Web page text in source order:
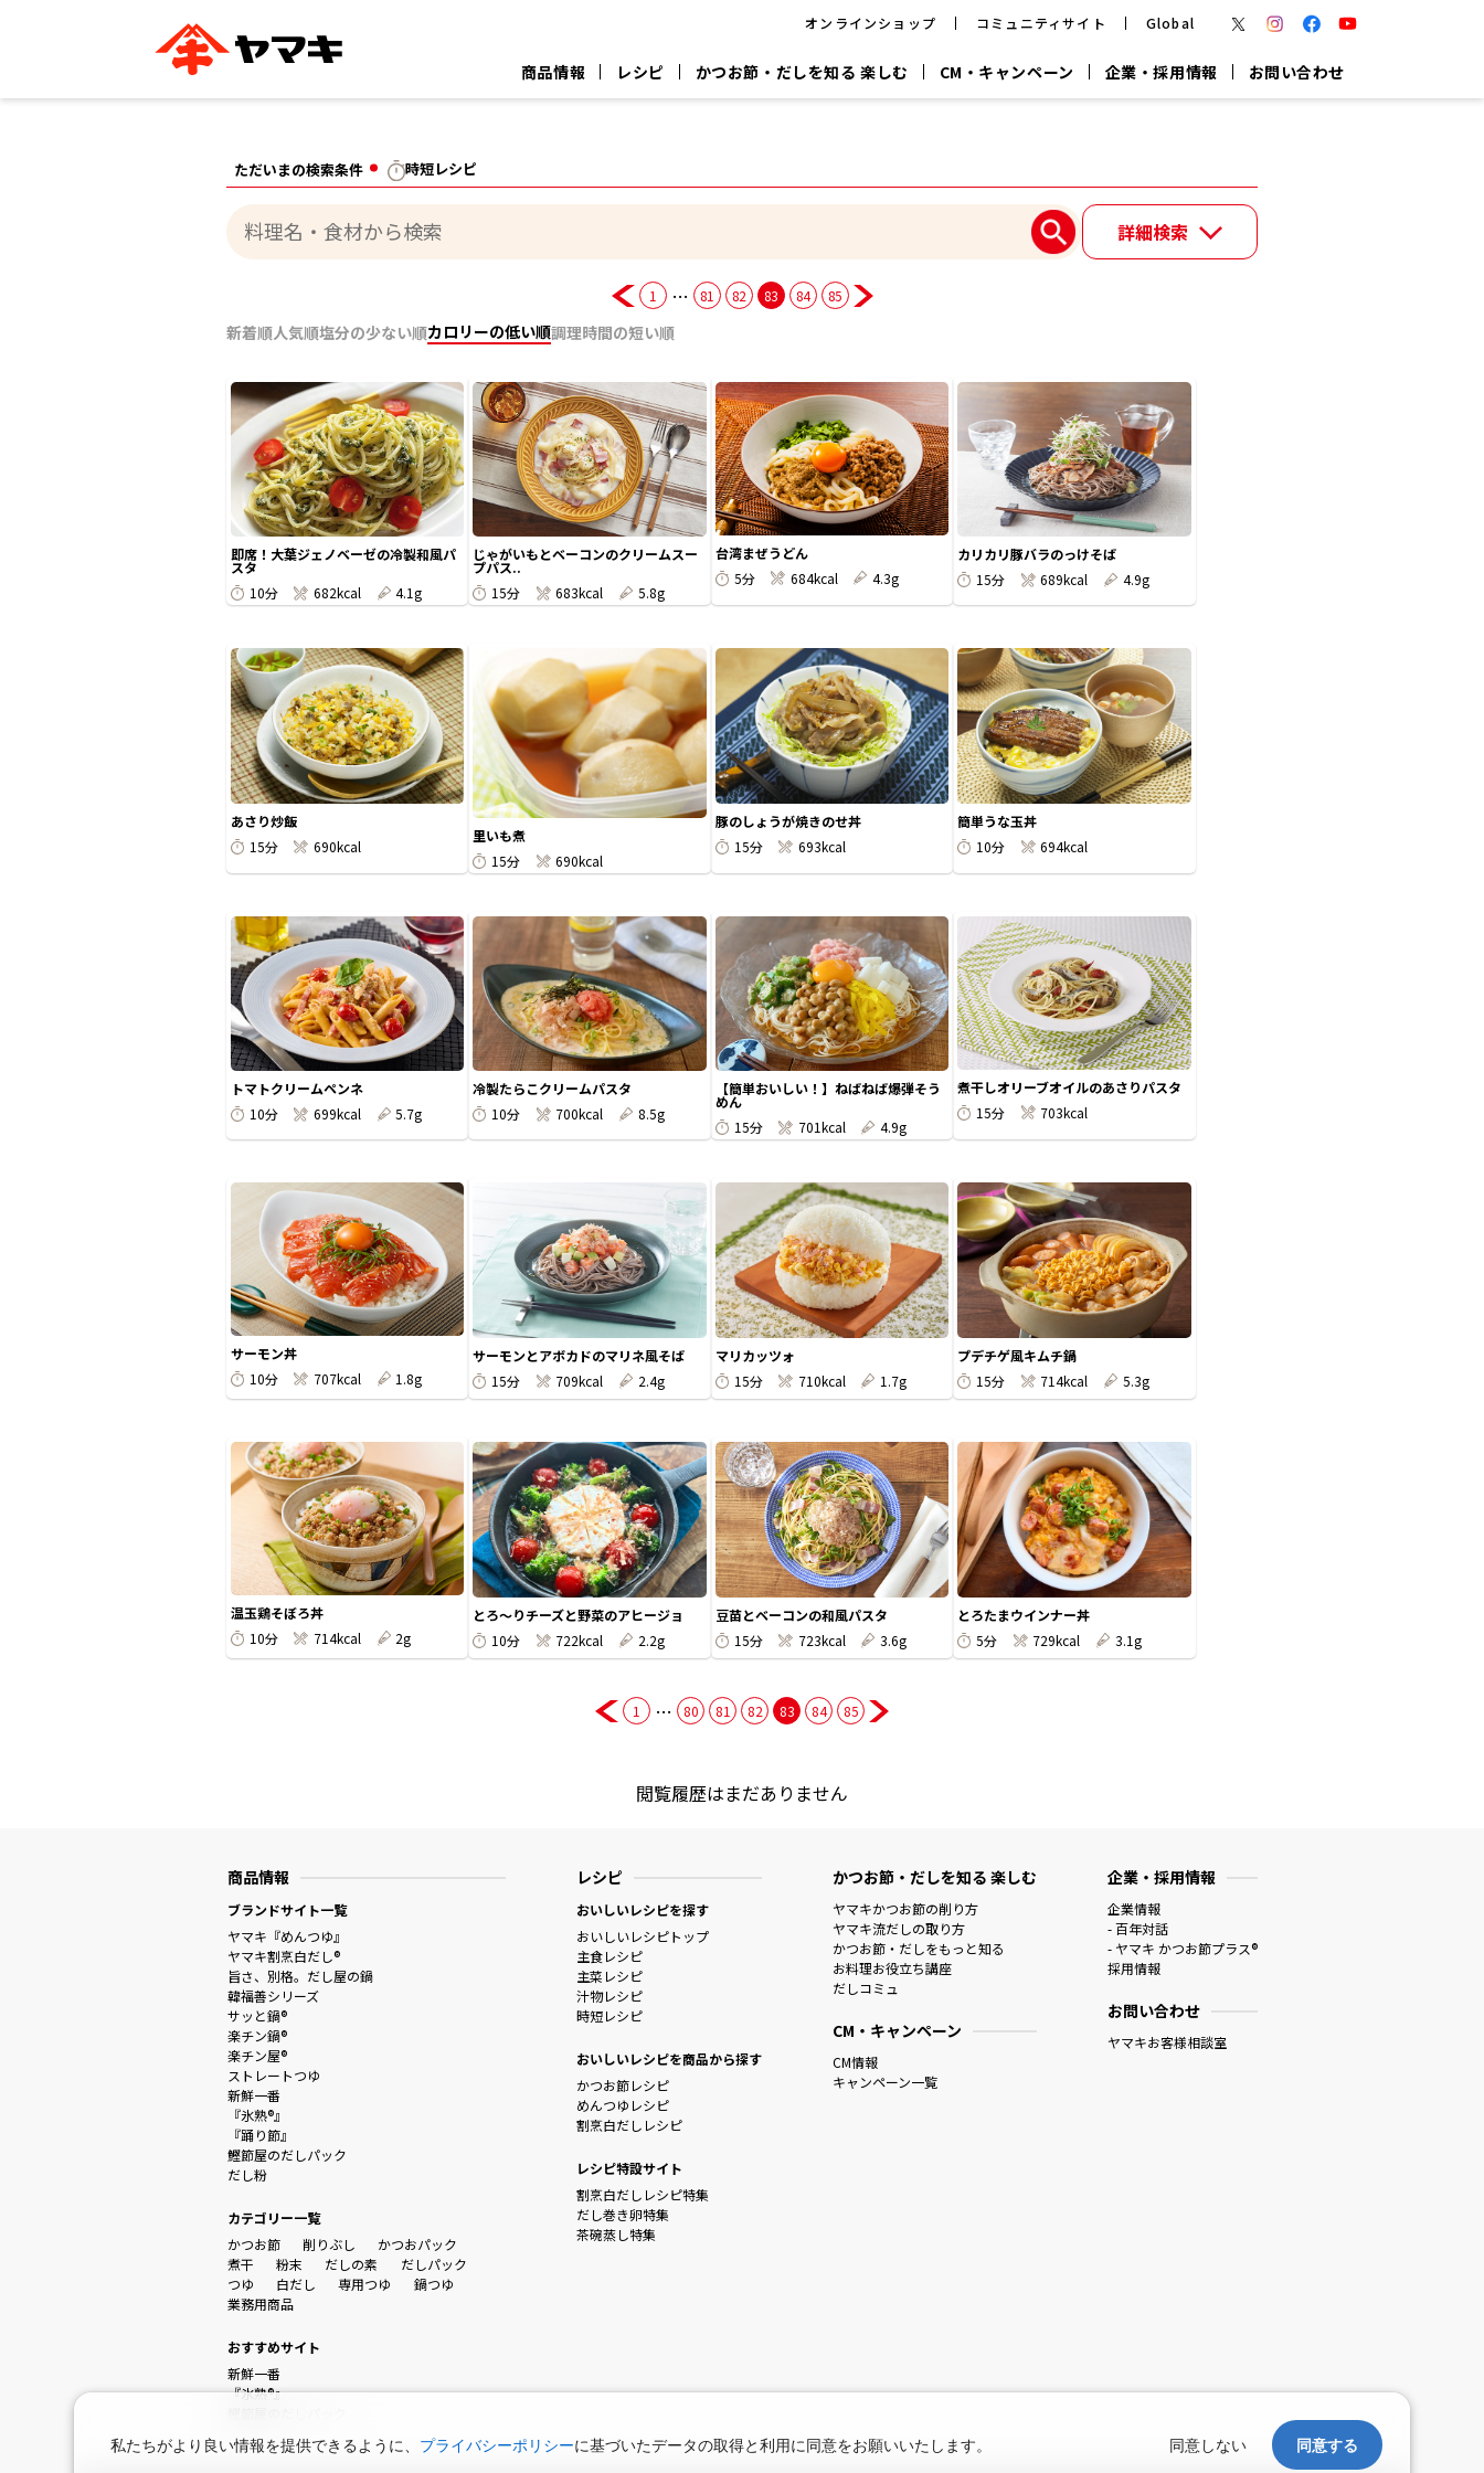
オンラインショップ コミュニティサイト Global
商品情報 レシピ かつお節・だしを知る 楽しむ CM・キャンペーン 企業・採用情報 お問い合わせ
ヤマキ
『めんつゆ』
ヤマキ
だし粉
カテゴリー別
かつお節 削りぶし かつおパック 煮干 粉末 だしの素 だしパック つゆ 白だし 専用調味料 鍋つゆ
主食レシピ
主菜レシピ
汁物レシピ
ヤマキの
割烹白だし
キャンペーン一覧
ヤマキ かつお節プラス®
ジョブリターン制
ただいまの検索条件 時短レシピ
詳細検索
1 … 81 82 83 84 85
新着順人気順塩分の少ない順カロリーの低い順調理時間の短い順
即席！大葉ジェノベーゼの冷製和風パ
スタ
10分
682kcal 4.1g
じゃがいもとベーコンのクリームスー
プパス..
15分
683kcal 5.8g
台湾まぜうどん
5分
684kcal 4.3g
カリカリ豚バラのっけそば
15分
689kcal 4.9g
あさり炒飯
15分
690kcal
里いも煮
15分
690kcal
豚のしょうが焼きのせ丼
15分
693kcal
簡単うな玉丼
10分
694kcal
トマトクリームペンネ
10分
699kcal 5.7g
冷製たらこクリームパスタ
10分
700kcal 8.5g
【簡単おいしい！】ねばねば爆弾そう
めん
15分
701kcal 4.9g
煮干しオリーブオイルのあさりパスタ
15分
703kcal
サーモン丼
10分
707kcal 1.8g
サーモンとアボカドのマリネ風そば
15分
709kcal 2.4g
マリカッツォ
15分
710kcal 1.7g
プデチゲ風キムチ鍋
15分
714kcal 5.3g
温玉鶏そぼろ丼
10分
714kcal 2g
とろ～りチーズと野菜のアヒージョ
10分
722kcal 2.2g
豆苗とベーコンの和風パスタ
15分
723kcal 3.6g
とろたまウインナー丼
5分
729kcal 3.1g
1 … 80 81 82 83 84 85
閲覧履歴はまだありません
商品情報
ブランドサイト一覧
ヤマキ『めんつゆ』
ヤマキ割烹白だし®
旨さ、別格。だし屋の鍋
韓福善シリーズ
サッと鍋®
楽チン鍋®
楽チン屋®
ストレートつゆ
新鮮一番
『氷熟®』
『踊り節』
鰹節屋のだしパック
だし粉
カテゴリー一覧
かつお節
削りぶし
かつおパック
煮干
粉末 だしの素
だしパック
つゆ
白だし 専用つゆ
鍋つゆ
業務用商品
おすすめサイト
新鮮一番
『氷熟®』
レシピ
おいしいレシピを探す
おいしいレシピトップ
主食レシピ
主菜レシピ
汁物レシピ
時短レシピ
おいしいレシピを商品から探す
かつお節レシピ
めんつゆレシピ
割烹白だしレシピ
レシピ特設サイト
割烹白だしレシピ特集
だし巻き卵特集
茶碗蒸し特集
かつお節・だしを知る 楽しむ
ヤマキかつお節の削り方
ヤマキ流だしの取り方
かつお節・だしをもっと知る
お料理お役立ち講座
だしコミュ
CM・キャンペーン
CM情報
キャンペーン一覧
企業・採用情報
企業情報
- 百年対話
- ヤマキ かつお節プラス®
採用情報
お問い合わせ
ヤマキお客様相談室
私たちがより良い情報を提供できるように、 プライバシーポリシーに基づいたデータの取得と利用に同意をお願いいたします。 同意しない 同意する